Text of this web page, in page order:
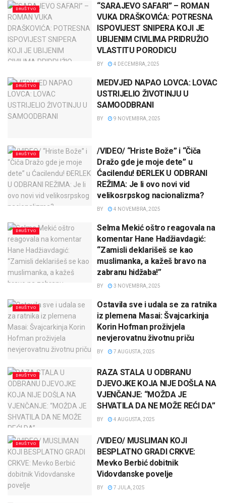
DRUŠTVO
“SARAJEVO SAFARI” – ROMAN
VUKA DRAŠKOVIĆA: POTRESNA
ISPOVIJEST SNIPERA KOJI JE
UBIJENIM CIVILIMA PRIDRUŽIO
VLASTITU PORODICU
BY 4 DECEMBRA, 2025
DRUŠTVO
MEDVJED NAPAO LOVCA: LOVAC
USTRIJELIO ŽIVOTINJU U
SAMOODBRANI
BY 9 NOVEMBRA, 2025
DRUŠTVO
/VIDEO/ “Hriste Bože” i “Čiča
Dražo gde je moje dete” u
Ćacilendu! ĐERLEK U ODBRANI
REŽIMA: Je li ovo novi vid
velikosrpskog nacionalizma?
BY 4 NOVEMBRA, 2025
DRUŠTVO
Selma Mekić oštro reagovala na
komentar Hane Hadžiavdagić:
“Zamisli deklarišeš se kao
muslimanka, a kažeš bravo na
zabranu hidžaba!”
BY 3 NOVEMBRA, 2025
DRUŠTVO
Ostavila sve i udala se za ratnika
iz plemena Masai: Švajcarkinja
Korin Hofman proživjela
nevjerovatnu životnu priču
BY 7 AUGUSTA, 2025
DRUŠTVO
RAZA STALA U ODBRANU
DJEVOJKE KOJA NIJE DOŠLA NA
VJENČANJE: “MOŽDA JE
SHVATILA DA NE MOŽE REĆI DA”
BY 4 AUGUSTA, 2025
DRUŠTVO
/VIDEO/ MUSLIMAN KOJI
BESPLATNO GRADI CRKVE:
Mevko Berbić dobitnik
Vidovdanske povelje
BY 7 JULA, 2025